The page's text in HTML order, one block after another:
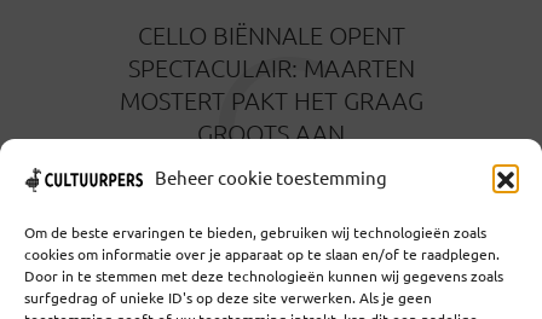
Beheer cookie toestemming
Om de beste ervaringen te bieden, gebruiken wij technologieën zoals
cookies om informatie over je apparaat op te slaan en/of te raadplegen.
Door in te stemmen met deze technologieën kunnen wij gegevens zoals
surfgedrag of unieke ID's op deze site verwerken. Als je geen
CELLO BIËNNALE OPENT
SPECTACULAIR: MAARTEN
MOSTERT PAKT HET GRAAG
GROOTS AAN
22 OKTOBER 2016
C